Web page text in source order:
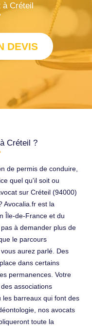
à Créteil
DEVIS
Créteil ?
de permis de conduire,
quel qu'il soit ou
sur Créteil (94000)
Avocalia.fr est la
Île-de-France et du
à demander plus de
le parcours
aurez parlé. Des
dans certains
permanences. Votre
associations
les barreaux qui font des
nos avocats
toute la